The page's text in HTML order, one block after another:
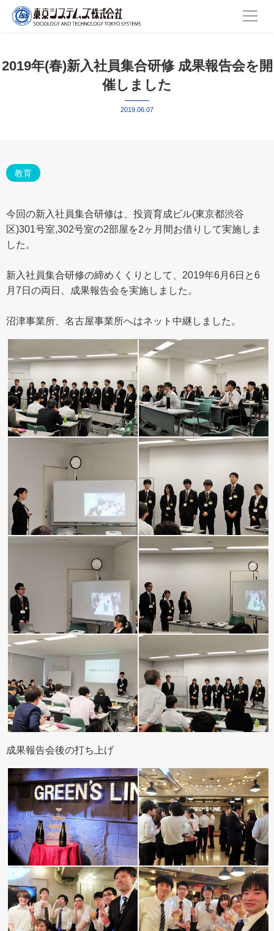
2019年(春)新入社員集合研修 成果報告会を開
催しました
2019.06.07
教育
今回の新入社員集合研修は、投資育成ビル(東京都渋谷
区)301号室,302号室の2部屋を2ヶ月間お借りして実施しま
した。
新入社員集合研修の締めくくりとして、2019年6月6日と6
月7日の両日、成果報告会を実施しました。
沼津事業所、名古屋事業所へはネット中継しました。
成果報告会後の打ち上げ